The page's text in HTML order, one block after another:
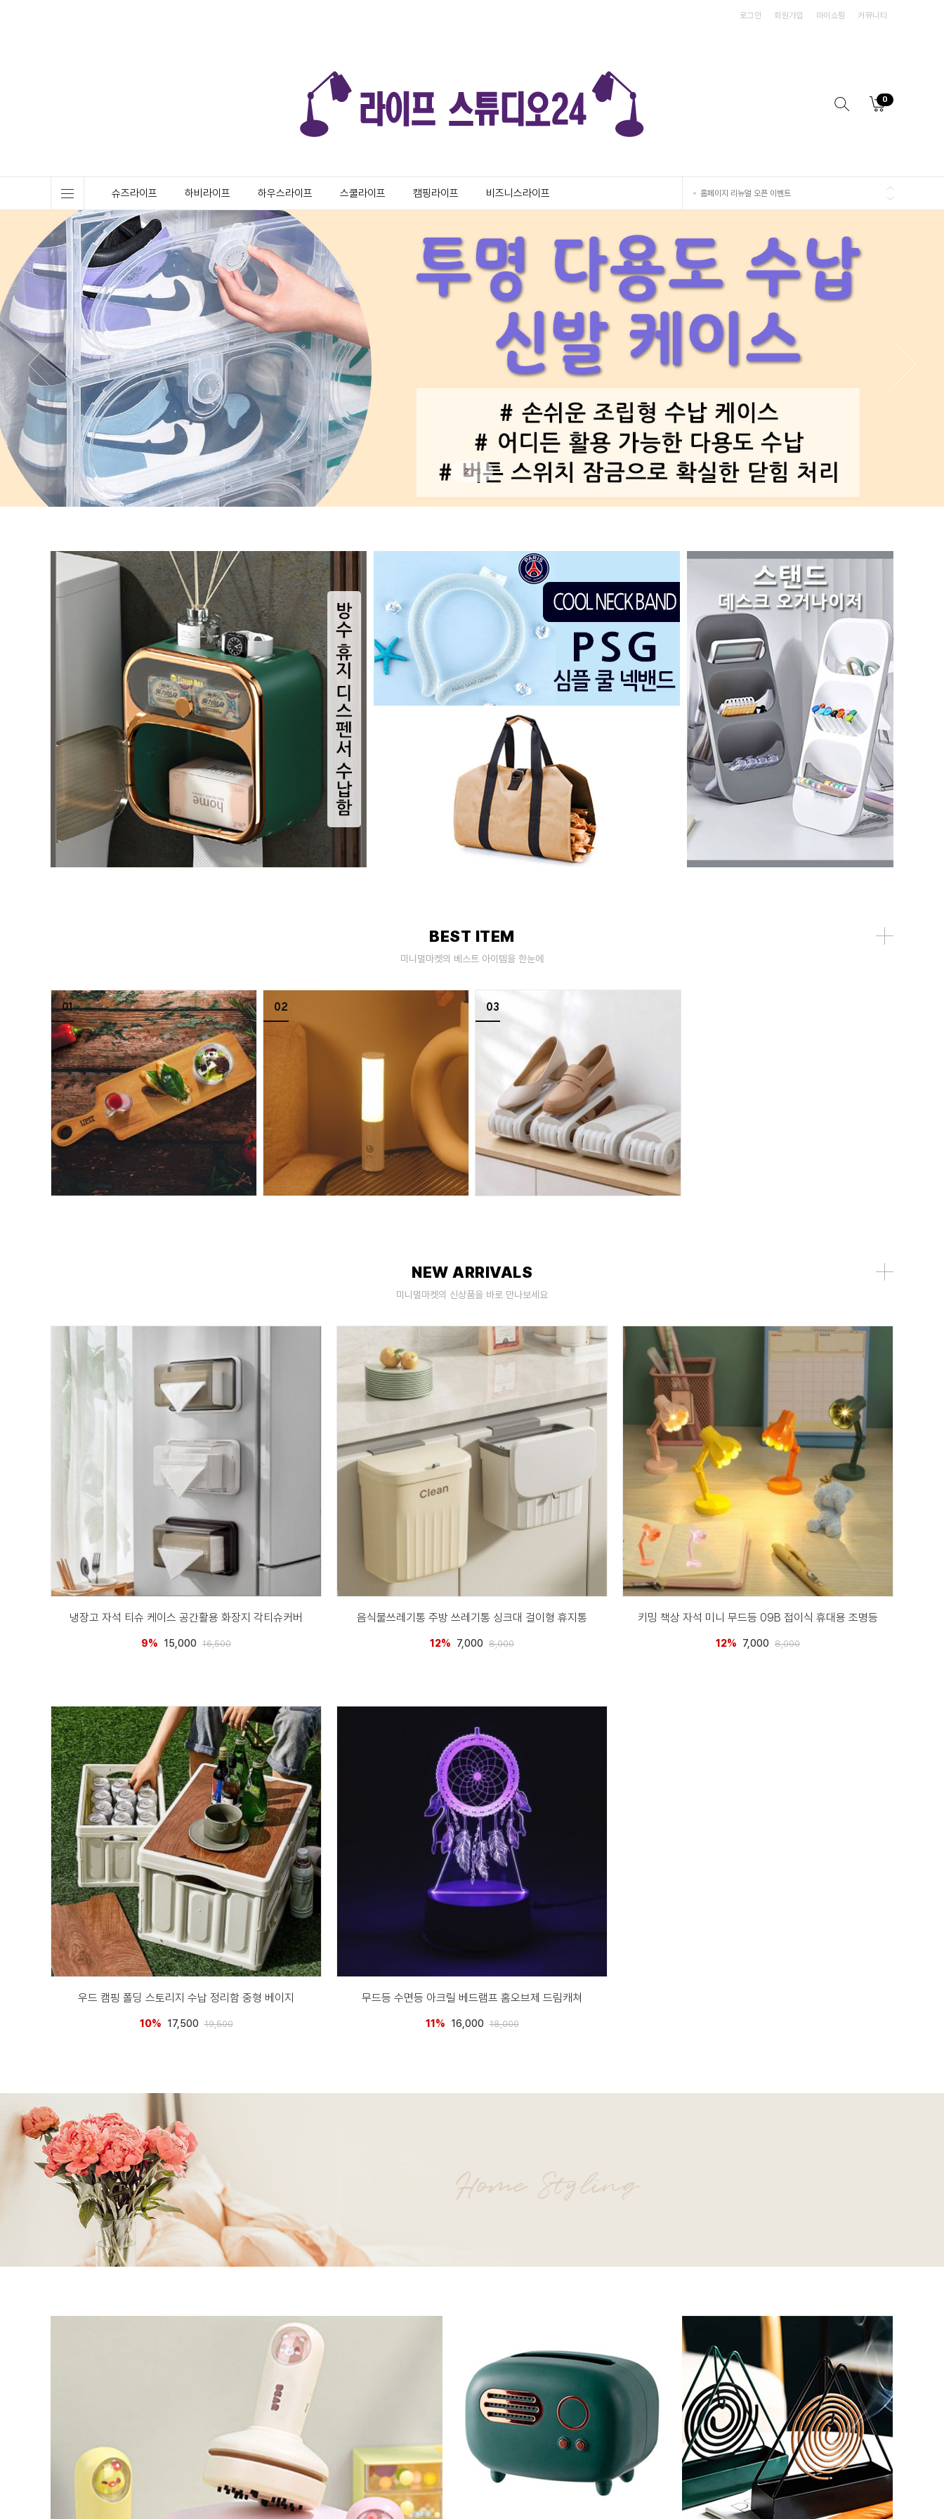
로그인 회원가입 마이쇼핑 커뮤니티
0
슈즈라이프 하비라이프 하우스라이프 스쿨라이프 캠핑라이프 비즈니스라이프 홈페이지 리뉴얼 오픈 이벤트
2/3
BEST ITEM
미니멀마켓의 베스트 아이템을 한눈에
01 02 03
NEW ARRIVALS
미니멀마켓의 신상품을 바로 만나보세요
냉장고 자석 티슈 케이스 공간활용 화장지 각티슈커버
9% 15,000 16,500
음식물쓰레기통 주방 쓰레기통 싱크대 걸이형 휴지통
12% 7,000 8,000
키밍 책상 자석 미니 무드등 09B 접이식 휴대용 조명등
12% 7,000 8,000
우드 캠핑 폴딩 스토리지 수납 정리함 중형 베이지
10% 17,500 19,500
무드등 수면등 아크릴 베드램프 홈오브제 드림캐쳐
11% 16,000 18,000